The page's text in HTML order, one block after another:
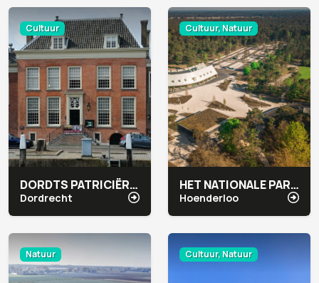
Cultuur
DORDTS PATRICIËRSHUIS
Dordrecht
Cultuur, Natuur
HET NATIONALE PARK DE HOGE VELUWE
Hoenderloo
Natuur Cultuur, Natuur